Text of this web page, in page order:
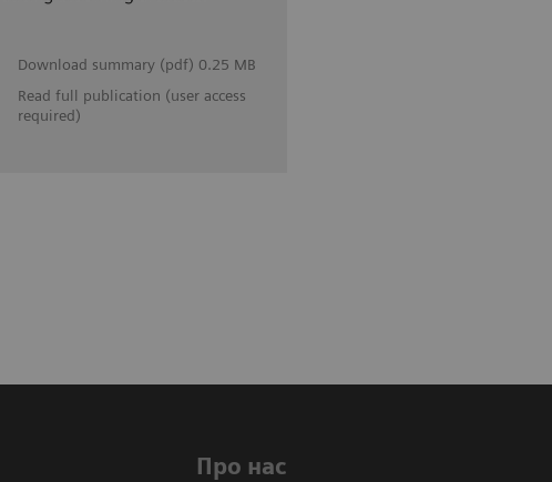
Download summary (pdf) 0.25 MB
Read full publication (user access
required)
Про нас